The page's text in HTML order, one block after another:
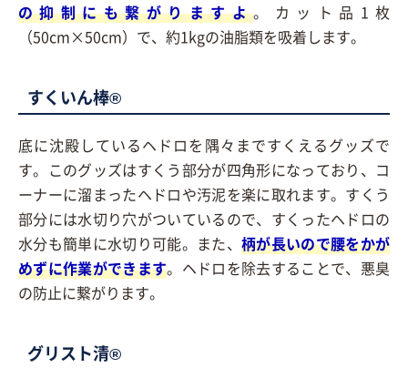
の抑制にも繋がりますよ。カット品1枚
（50cm×50cm）で、約1kgの油脂類を吸着します。
すくいん棒®
底に沈殿しているヘドロを隅々まですくえるグッズで
す。このグッズはすくう部分が四角形になっており、コ
ーナーに溜まったヘドロや汚泥を楽に取れます。すくう
部分には水切り穴がついているので、すくったヘドロの
水分も簡単に水切り可能。また、 柄が長いので腰をかが
めずに作業ができます。ヘドロを除去することで、悪臭
の防止に繋がります。
グリスト清®